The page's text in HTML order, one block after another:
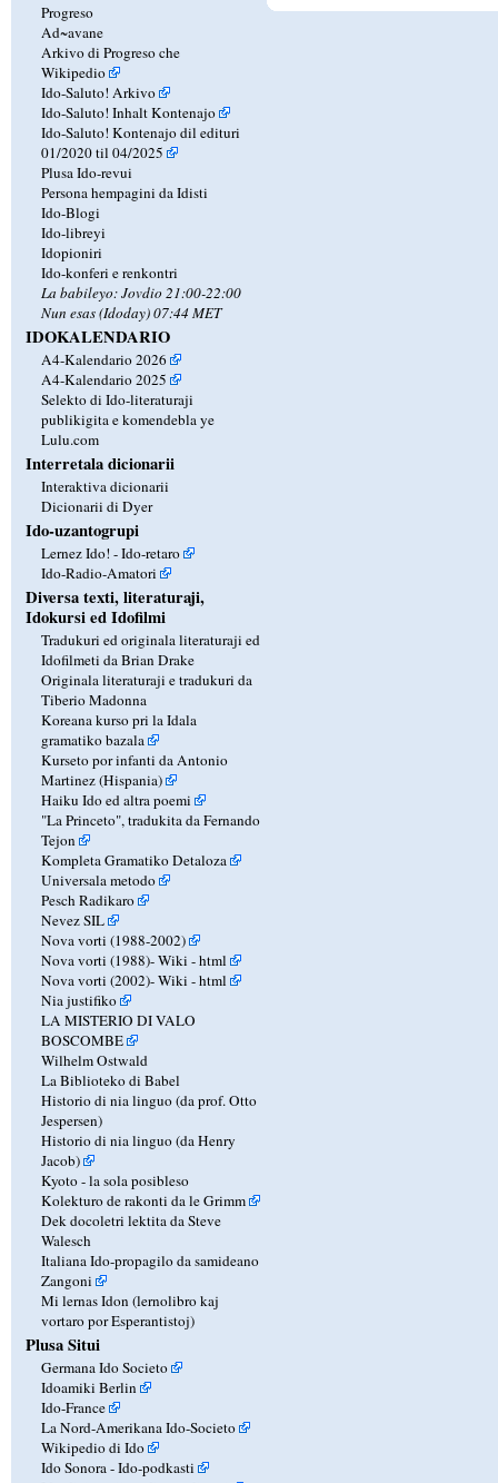
Progreso
Ad~avane
Arkivo di Progreso che
Wikipedio
Ido-Saluto! Arkivo
Ido-Saluto! Inhalt Kontenajo
Ido-Saluto! Kontenajo dil edituri
01/2020 til 04/2025
Plusa Ido-revui
Persona hempagini da Idisti
Ido-Blogi
Ido-libreyi
Idopioniri
Ido-konferi e renkontri
La babileyo: Jovdio 21:00-22:00
Nun esas (Idoday) 07:44 MET
IDOKALENDARIO
A4-Kalendario 2026
A4-Kalendario 2025
Selekto di Ido-literaturaji
publikigita e komendebla ye
Lulu.com
Interretala dicionarii
Interaktiva dicionarii
Dicionarii di Dyer
Ido-uzantogrupi
Lernez Ido! - Ido-retaro
Ido-Radio-Amatori
Diversa texti, literaturaji,
Idokursi ed Idofilmi
Tradukuri ed originala literaturaji ed
Idofilmeti da Brian Drake
Originala literaturaji e tradukuri da
Tiberio Madonna
Koreana kurso pri la Idala
gramatiko bazala
Kurseto por infanti da Antonio
Martinez (Hispania)
Haiku Ido ed altra poemi
"La Princeto", tradukita da Fernando
Tejon
Kompleta Gramatiko Detaloza
Universala metodo
Pesch Radikaro
Nevez SIL
Nova vorti (1988-2002)
Nova vorti (1988)-Wiki -html
Nova vorti (2002)-Wiki -html
Nia justifiko
LA MISTERIO DI VALO
BOSCOMBE
Wilhelm Ostwald
La Biblioteko di Babel
Historio di nia linguo (da prof. Otto
Jespersen)
Historio di nia linguo (da Henry
Jacob)
Kyoto - la sola posibleso
Kolekturo de rakonti da le Grimm
Dek docoletri lektita da Steve
Walesch
Italiana Ido-propagilo da samideano
Zangoni
Mi lernas Idon (lernolibro kaj
vortaro por Esperantistoj)
Plusa Situi
Germana Ido Societo
Idoamiki Berlin
Ido-France
La Nord-Amerikana Ido-Societo
Wikipedio di Ido
Ido Sonora - Ido-podkasti